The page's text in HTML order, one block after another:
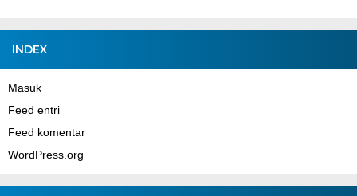
INDEX
Masuk
Feed entri
Feed komentar
WordPress.org